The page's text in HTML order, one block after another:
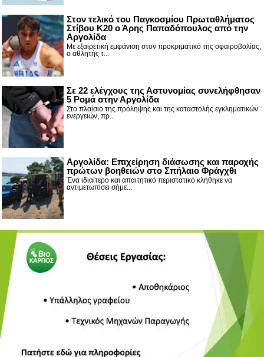
Στον τελικό του Παγκοσμίου Πρωταθλήματος
Στίβου Κ20 ο Άρης Παπαδόπουλος από την
Αργολίδα
Με εξαιρετική εμφάνιση στον προκριματικό της σφαιροβολίας,
ο αθλητής τ...
Σε 22 ελέγχους της Αστυνομίας συνελήφθησαν
5 Ρομά στην Αργολίδα
Στο πλαίσιο της πρόληψης και της καταστολής εγκληματικών
ενεργειών, πρ...
Αργολίδα: Επιχείρηση διάσωσης και παροχής
πρώτων βοηθειών στο Σπήλαιο Φράγχθι
Ένα ιδιαίτερο και απαιτητικό περιστατικό κλήθηκε να
αντιμετωπίσει σήμε...